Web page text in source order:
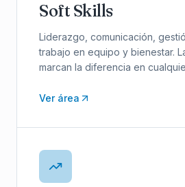
Soft Skills
Liderazgo, comunicación,
trabajo en equipo y bienestar.
marcan la diferencia en
Ver área